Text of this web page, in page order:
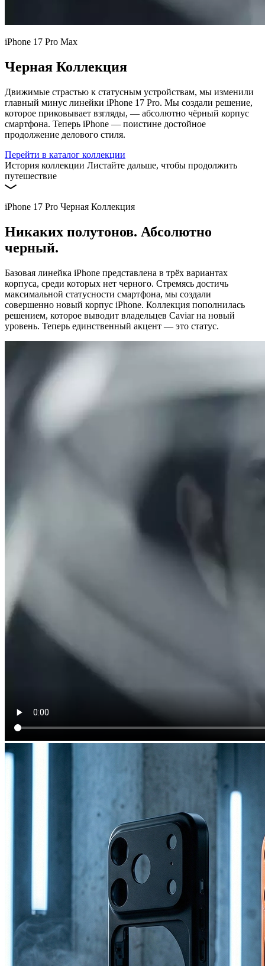
iPhone 17 Pro Max
Черная Коллекция
Движимые страстью к статусным устройствам, мы изменили
главный минус линейки iPhone 17 Pro. Мы создали решение,
которое приковывает взгляды, — абсолютно чёрный корпус
смартфона. Теперь iPhone — поистине достойное
продолжение делового стиля.
Перейти в каталог коллекции
История коллекции Листайте дальше, чтобы продолжить
путешествие
iPhone 17 Pro Черная Коллекция
Никаких полутонов. Абсолютно
черный.
Базовая линейка iPhone представлена в трёх вариантах
корпуса, среди которых нет черного. Стремясь достичь
максимальной статусности смартфона, мы создали
совершенно новый корпус iPhone. Коллекция пополнилась
решением, которое выводит владельцев Caviar на новый
уровень. Теперь единственный акцент — это статус.